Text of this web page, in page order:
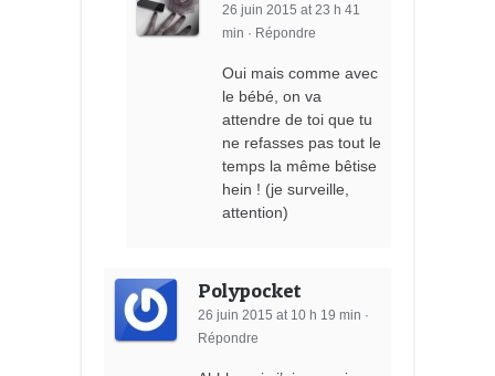
26 juin 2015 at 23 h 41
min · Répondre
Oui mais comme avec
le bébé, on va
attendre de toi que tu
ne refasses pas tout le
temps la même bêtise
hein ! (je surveille,
attention)
Polypocket
26 juin 2015 at 10 h 19 min ·
Répondre